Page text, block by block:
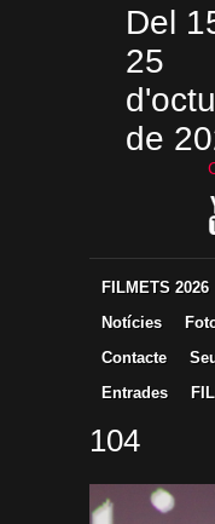
Del
25
de
FILMETS 2026
Notícies
Contacte
Entrades
104